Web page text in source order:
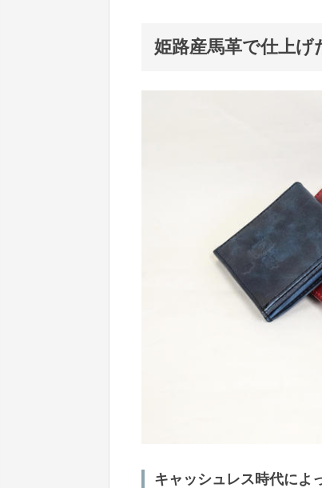
姫路産馬革で仕上げ
キャッシュレス時代によ